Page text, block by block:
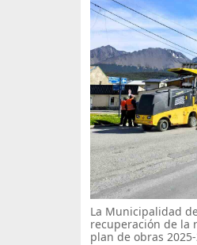
La Municipalidad
recuperación de la
plan de obras